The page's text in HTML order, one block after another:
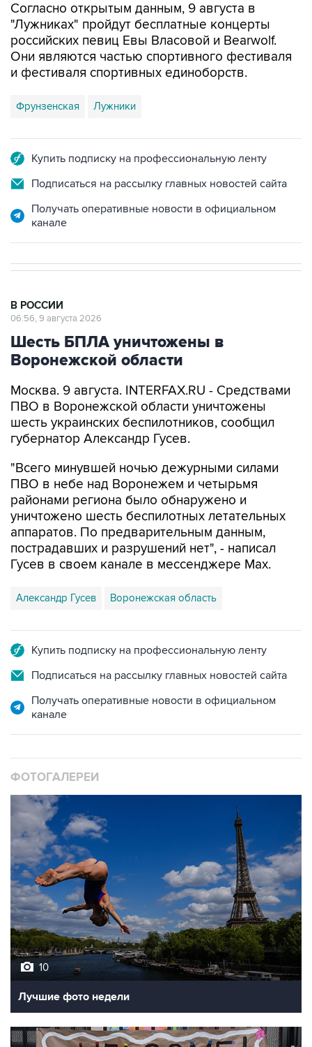
Согласно открытым данным, 9 августа в
"Лужниках" пройдут бесплатные концерты
российских певиц Евы Власовой и Bearwolf.
Они являются частью спортивного фестиваля
и фестиваля спортивных единоборств.
Фрунзенская Лужники
Купить подписку на профессиональную ленту
Подписаться на рассылку главных новостей сайта
Получать оперативные новости в официальном
канале
В РОССИИ
06:56, 9 августа 2026
Шесть БПЛА уничтожены в
Воронежской области
Москва. 9 августа. INTERFAX.RU - Средствами
ПВО в Воронежской области уничтожены
шесть украинских беспилотников, сообщил
губернатор Александр Гусев.
"Всего минувшей ночью дежурными силами
ПВО в небе над Воронежем и четырьмя
районами региона было обнаружено и
уничтожено шесть беспилотных летательных
аппаратов. По предварительным данным,
пострадавших и разрушений нет", - написал
Гусев в своем канале в мессенджере Max.
Александр Гусев Воронежская область
Купить подписку на профессиональную ленту
Подписаться на рассылку главных новостей сайта
Получать оперативные новости в официальном
канале
ФОТОГАЛЕРЕИ
10
Лучшие фото недели